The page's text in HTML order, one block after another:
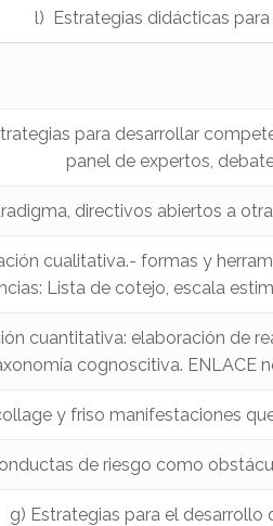
l) Estrategias didácticas
para desarrollar
panel de expertos,
directivos abiertos a
cualitativa.- formas y
Lista de cotejo, escala
cuantitativa: elaboración de
cognoscitiva. ENLACE
y friso manifestaciones
de riesgo como
g) Estrategias para el